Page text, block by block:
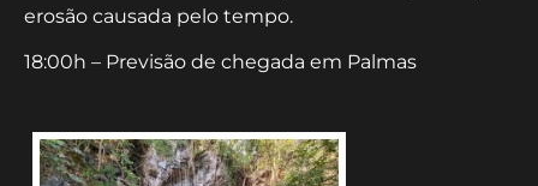
erosão causada pelo tempo.
18:00h – Previsão de chegada em Palmas